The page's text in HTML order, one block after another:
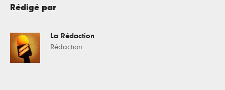
Rédigé par
La Rédaction
Rédaction